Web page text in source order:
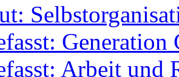
Generation
Arbeit und